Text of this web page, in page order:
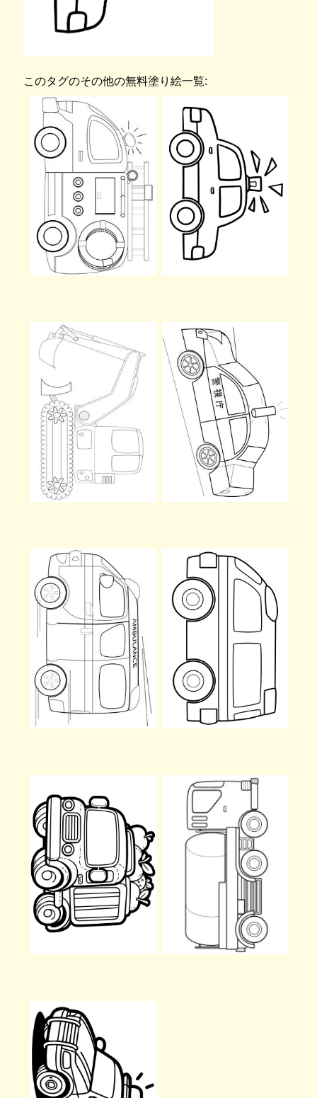
このタグのその他の無料塗り絵一覧: